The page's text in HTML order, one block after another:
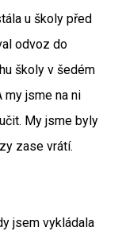
u školy před
odvoz do
školy v šedém
my jsme na ni
My jsme byly
zase vrátí.
jsem vykládala